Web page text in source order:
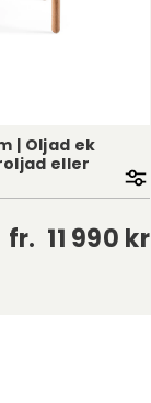
| Oljad ek
eller
fr. 11 990 kr